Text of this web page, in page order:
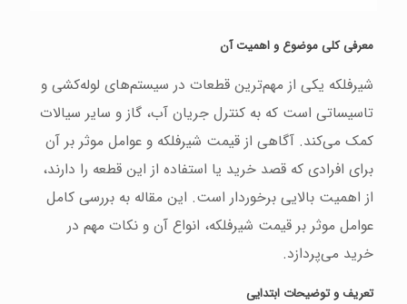
معرفی کلی موضوع و اهمیت آن
شیرفلکه یکی از مهم‌ترین قطعات در سیستم‌های لوله‌کشی و
تاسیساتی است که به کنترل جریان آب، گاز و سایر سیالات
کمک می‌کند. آگاهی از قیمت شیرفلکه و عوامل موثر بر آن
برای افرادی که قصد خرید یا استفاده از این قطعه را دارند،
از اهمیت بالایی برخوردار است. این مقاله به بررسی کامل
عوامل موثر بر قیمت شیرفلکه، انواع آن و نکات مهم در
خرید می‌پردازد.
تعریف و توضیحات ابتدایی